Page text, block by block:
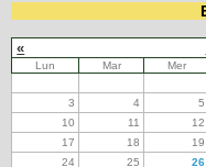
«
Lun Mar Mer
3
4 5
10
11 12
17
18 19
24
25 26